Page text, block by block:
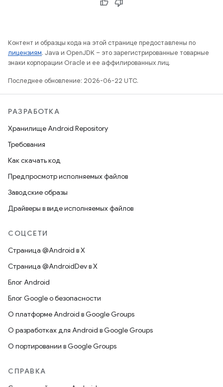
Контент и образцы кода на этой странице предоставлены по
лицензиям. Java и OpenJDK – это зарегистрированные товарные
знаки корпорации Oracle и ее аффилированных лиц.
Последнее обновление: 2026-06-22 UTC.
РАЗРАБОТКА
Хранилище Android Repository
Требования
Как скачать код
Предпросмотр исполняемых файлов
Заводские образы
Драйверы в виде исполняемых файлов
СОЦСЕТИ
Страница @Android в X
Страница @AndroidDev в X
Блог Android
Блог Google о безопасности
О платформе Android в Google Groups
О разработках для Android в Google Groups
О портировании в Google Groups
СПРАВКА